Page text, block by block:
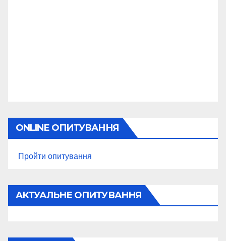
ONLINE ОПИТУВАННЯ
Пройти опитування
АКТУАЛЬНЕ ОПИТУВАННЯ